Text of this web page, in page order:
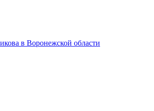
в Воронежской области